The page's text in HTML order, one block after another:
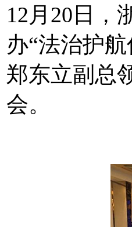
12月20日，
办“法治护
郑东立副总
会。